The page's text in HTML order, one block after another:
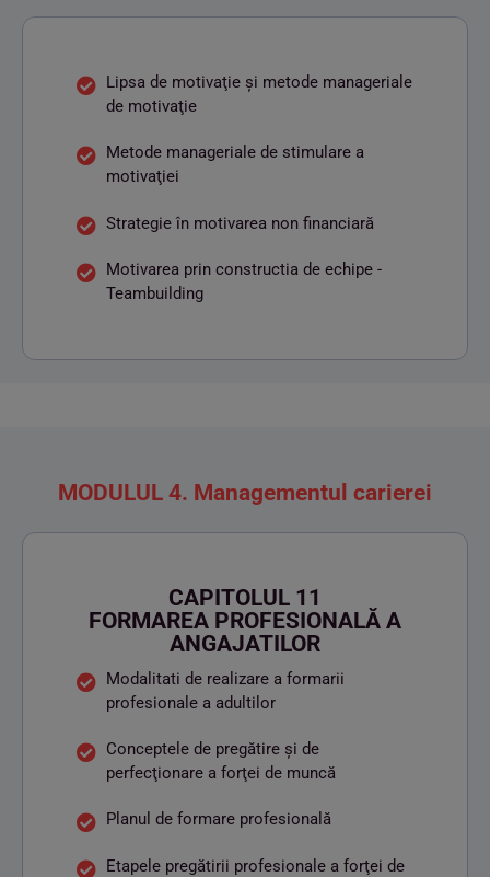
Lipsa de motivaţie şi metode manageriale
de motivaţie
Metode manageriale de stimulare a
motivaţiei
Strategie în motivarea non financiară
Motivarea prin constructia de echipe -
Teambuilding
MODULUL 4. Managementul carierei
CAPITOLUL 11
FORMAREA PROFESIONALĂ A
ANGAJATILOR
Modalitati de realizare a formarii
profesionale a adultilor
Conceptele de pregătire şi de
perfecţionare a forţei de muncă
Planul de formare profesională
Etapele pregătirii profesionale a forţei de